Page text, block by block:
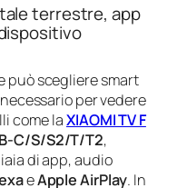
terrestre, app
può scegliere smart
per vedere
come laXIAOMI TV F
C/S/S2/T/T2,
di app, audio
eApple AirPlay. In